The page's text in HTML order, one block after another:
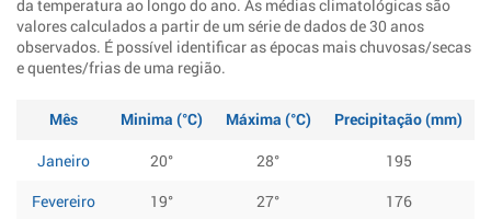
da temperatura ao longo do ano. As médias climatológicas são
valores calculados a partir de um série de dados de 30 anos
observados. É possível identificar as épocas mais chuvosas/secas
e quentes/frias de uma região.
Mês Minima (°C) Máxima (°C)
Precipitação (mm)
Janeiro
20° 28°
195
Fevereiro
19° 27°
176